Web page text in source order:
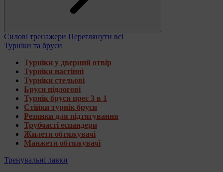
Силові тренажери Переглянути всі
Турніки та бруси
Турніки у дверний отвір
Турніки настінні
Турніки стельові
Бруси підлогові
Турнік бруси прес 3 в 1
Стійки турнік бруси
Резинки для підтягування
Трубчасті еспандери
Жилети обтяжувачі
Манжети обтяжувачі
Тренувальні лавки